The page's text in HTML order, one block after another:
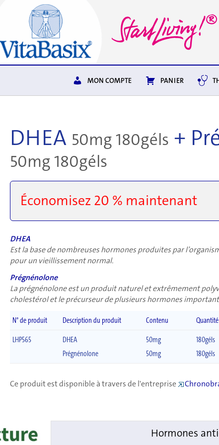
MON COMPTE PANIER
DHEA 50mg 180géls +
50mg 180géls
Économisez 20 % maintenant
DHEA
Est la base de nombreuses hormones produites par
pour un vieillissement normal.
Prégnénolone
La prégnénolone est un produit naturel et extrêmement
cholestérol et le précurseur de plusieurs hormones
N° de produit Description du produit Contenu Quantité
LHP565
DHEA
Prégnénolone
50mg
50mg
180géls
180géls
Ce produit est disponible à travers de l'entreprise
Hormones